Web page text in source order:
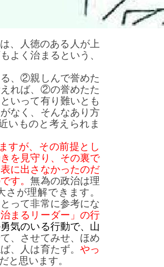
、人徳のある人が上
よく治まるという、
、②親しんで誉めた
れば、②の誉めたた
いって有り難いとも
なく、そんなあり方
いものと考えられま
すが、その前提とし
を見守り、その裏で
に出さなかったのだ
す。無為の政治は理
が理解できます。
って非常に参考にな
まるリーダー」の行
気のいる行動で、山
、させてみせ、ほめ
、人は育たず。 やっ
と思います。